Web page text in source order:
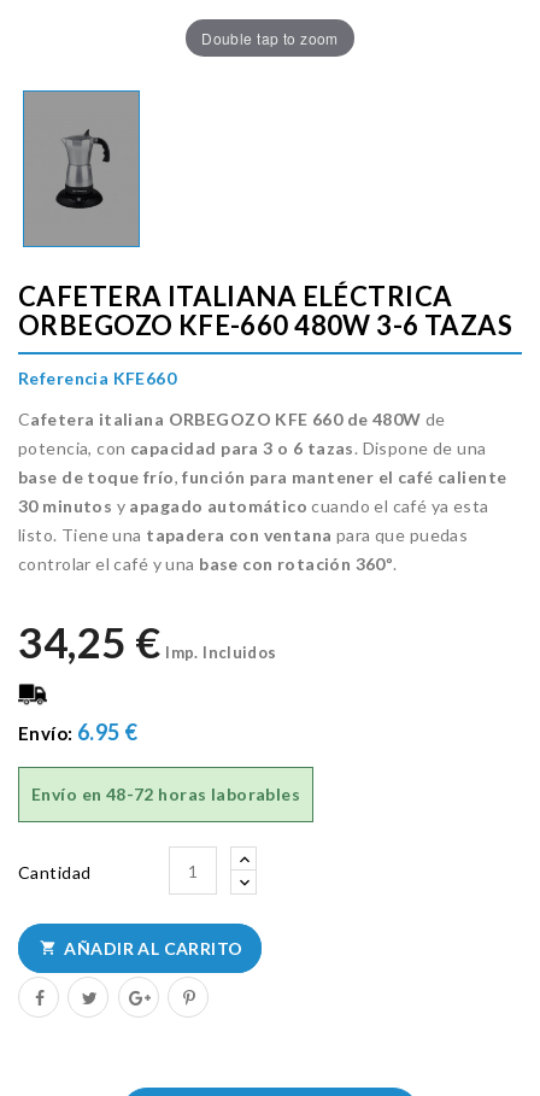
Double tap to zoom
CAFETERA ITALIANA ELÉCTRICA
ORBEGOZO KFE-660 480W 3-6 TAZAS
Referencia KFE660
Cafetera italiana ORBEGOZO KFE 660 de 480W de
potencia, con capacidad para 3 o 6 tazas. Dispone de una
base de toque frío,función para mantener el café caliente
30 minutos y apagado automático cuando el café ya esta
listo. Tiene una tapadera con ventana para que puedas
controlar el café y una base con rotación 360º.
34,25 € Imp. Incluidos
Envío: 6.95 €
Envío en 48-72 horas laborables
Cantidad
 AÑADIR AL CARRITO